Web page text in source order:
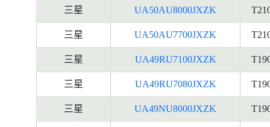
三星 UA50AU8000JXZK
三星 UA50AU7700JXZK
三星 UA49RU7100JXZK
三星 UA49RU7080JXZK
三星 UA49NU8000JXZK